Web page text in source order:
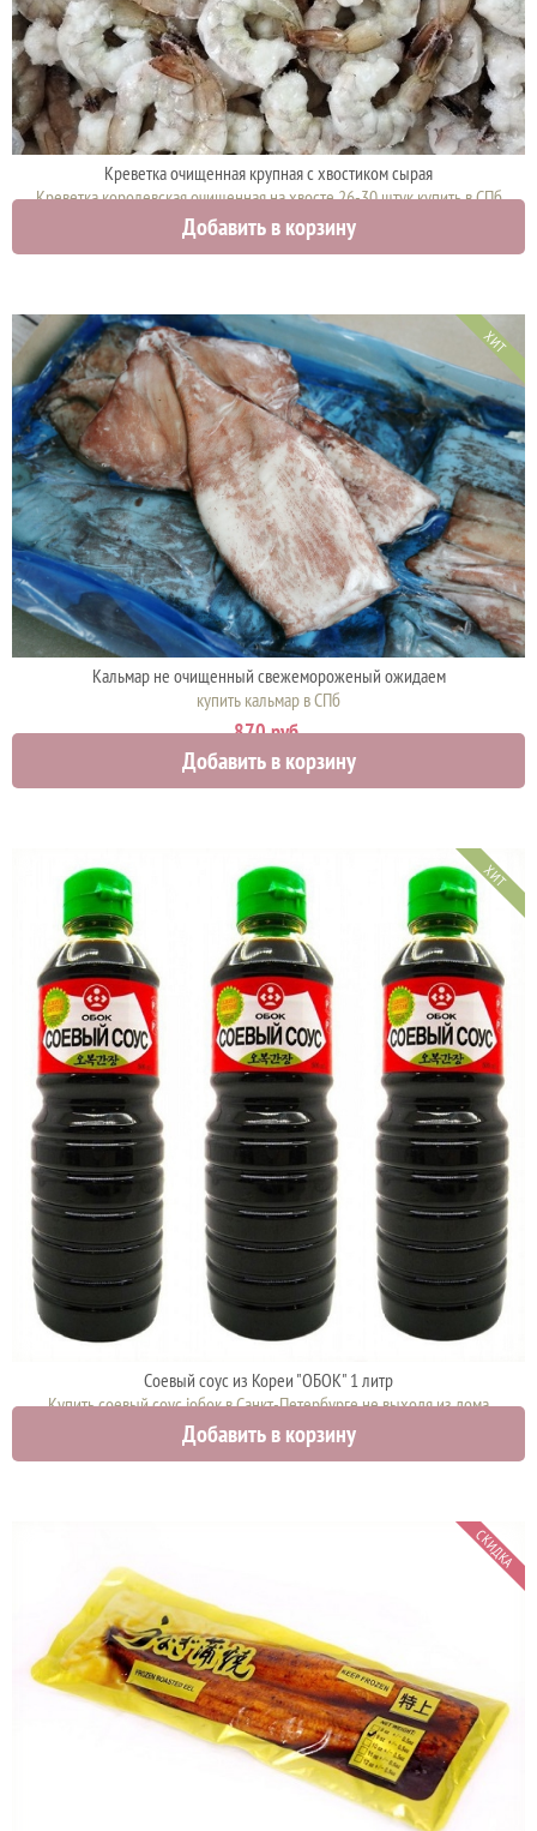
Креветка очищенная крупная с хвостиком сырая
Креветка королевская очищенная на хвосте 26-30 штук купить в СПб
1795 руб.
Добавить в корзину
ХИТ
Кальмар не очищенный свежемороженый ожидаем
купить кальмар в СПб
870 руб.
Добавить в корзину
ХИТ
Соевый соус из Кореи "ОБОК" 1 литр
Купить соевый соус iобок в Санкт-Петербурге не выходя из дома
1000 руб.
Добавить в корзину
СКИДКА